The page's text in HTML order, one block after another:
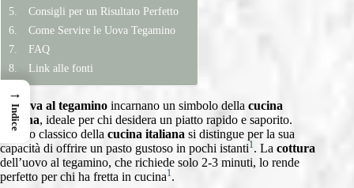
Consigli per un Risultato Perfetto
Come Servire le Uova Tegamino
FAQ
Link alle fonti
Leuova al tegamino incarnano un simbolo della cucina
italiana, ideale per chi desidera un piatto rapido e saporito.
Questo classico della cucina italiana si distingue per la sua
capacità di offrire un pasto gustoso in pochi istanti1. La cottura
dell’uovo al tegamino, che richiede solo 2-3 minuti, lo rende
perfetto per chi ha fretta in cucina1.
→
Indice